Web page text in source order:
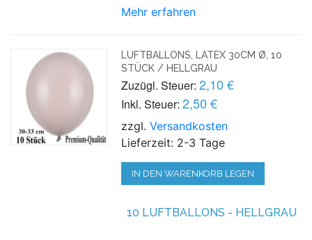
Mehr erfahren
LUFTBALLONS, LATEX 30CM Ø, 10
STÜCK / HELLGRAU
Zuzügl. Steuer: 2,10 €
Inkl. Steuer: 2,50 €
zzgl.Versandkosten
Lieferzeit: 2-3 Tage
IN DEN WARENKORB LEGEN
10 LUFTBALLONS - HELLGRAU